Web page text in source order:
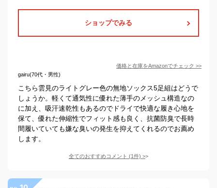
ショップでみる
価格と在庫をAmazonでチェック >>
gairu(70代・男性)
こちら雲見のライトグレー色の無地ソックス5足組はどうで
しょうか。軽くて通気性に優れた薄手のメッシュ構造なの
に加え、吸汗速乾性もあるのでドライで快適な履き心地を
保て、優れた伸縮性でフィット感も良く、抗菌防臭で長時
間履いていても嫌な臭いの発生を抑えてくれるのでお薦め
します。
全てのおすすめコメント (1件) >